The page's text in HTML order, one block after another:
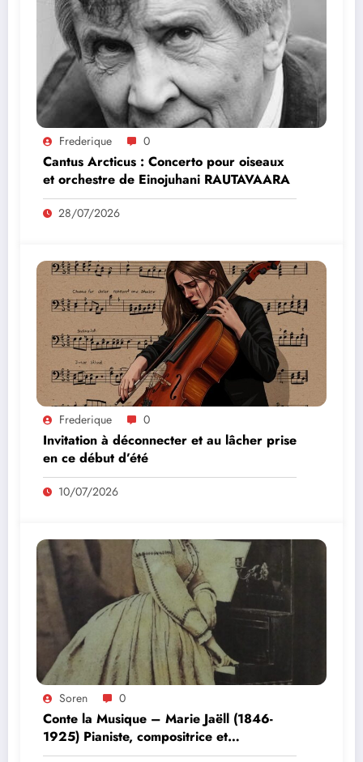
Frederique 0
Cantus Arcticus : Concerto pour oiseaux
et orchestre de Einojuhani RAUTAVAARA
28/07/2026
Frederique 0
Invitation à déconnecter et au lâcher prise
en ce début d’été
10/07/2026
Soren 0
Conte la Musique – Marie Jaëll (1846-
1925) Pianiste, compositrice et
pédagogue